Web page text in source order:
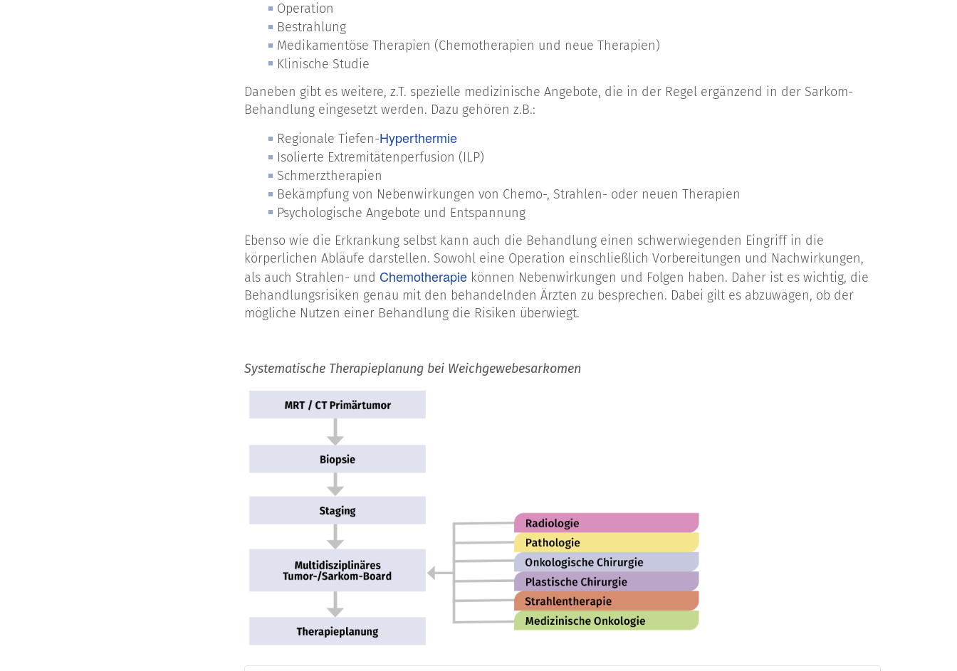
Operation
Bestrahlung
Medikamentöse Therapien (Chemotherapien und neue Therapien)
Klinische Studie
Daneben gibt es weitere, z.T. spezielle medizinische Angebote, die in der Regel ergänzend in der Sarkom-
Behandlung eingesetzt werden. Dazu gehören z.B.:
Regionale Tiefen-Hyperthermie
Isolierte Extremitätenperfusion (ILP)
Schmerztherapien
Bekämpfung von Nebenwirkungen von Chemo-, Strahlen- oder neuen Therapien
Psychologische Angebote und Entspannung
Ebenso wie die Erkrankung selbst kann auch die Behandlung einen schwerwiegenden Eingriff in die
körperlichen Abläufe darstellen. Sowohl eine Operation einschließlich Vorbereitungen und Nachwirkungen,
als auch Strahlen- und Chemotherapie können Nebenwirkungen und Folgen haben. Daher ist es wichtig, die
Behandlungsrisiken genau mit den behandelnden Ärzten zu besprechen. Dabei gilt es abzuwägen, ob der
mögliche Nutzen einer Behandlung die Risiken überwiegt.
Systematische Therapieplanung bei Weichgewebesarkomen